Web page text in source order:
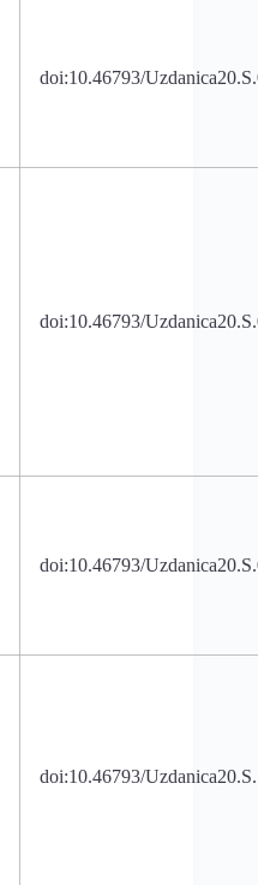
doi:10.46793/
doi:10.46793/
doi:10.46793/
doi:10.46793/